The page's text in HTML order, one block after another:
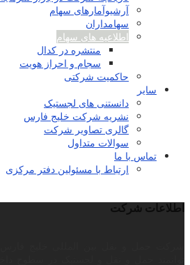
آرشیوآمارهای سهام
سهامداران
اطلاعیه های سهام
منتشره در کدال
سجام و احراز هویت
حاکمیت شرکتی
سایر
دانستنی های لجستیک
نشریه شرکت خلیج فارس
گالری تصاویر شرکت
سوالات متداول
تماس با ما
ارتباط با مسئولین دفتر مرکزی
اطلاعات شرکت